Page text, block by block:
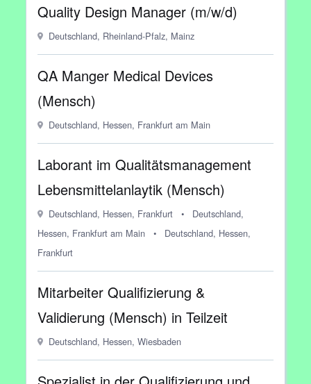
Quality Design Manager (m/w/d)
Deutschland, Rheinland-Pfalz, Mainz
QA Manger Medical Devices
(Mensch)
Deutschland, Hessen, Frankfurt am Main
Laborant im Qualitätsmanagement
Lebensmittelanlaytik (Mensch)
Deutschland, Hessen, Frankfurt •
Deutschland,
Hessen, Frankfurt am Main
•
Deutschland, Hessen,
Frankfurt
Mitarbeiter Qualifizierung &
Validierung (Mensch) in Teilzeit
Deutschland, Hessen, Wiesbaden